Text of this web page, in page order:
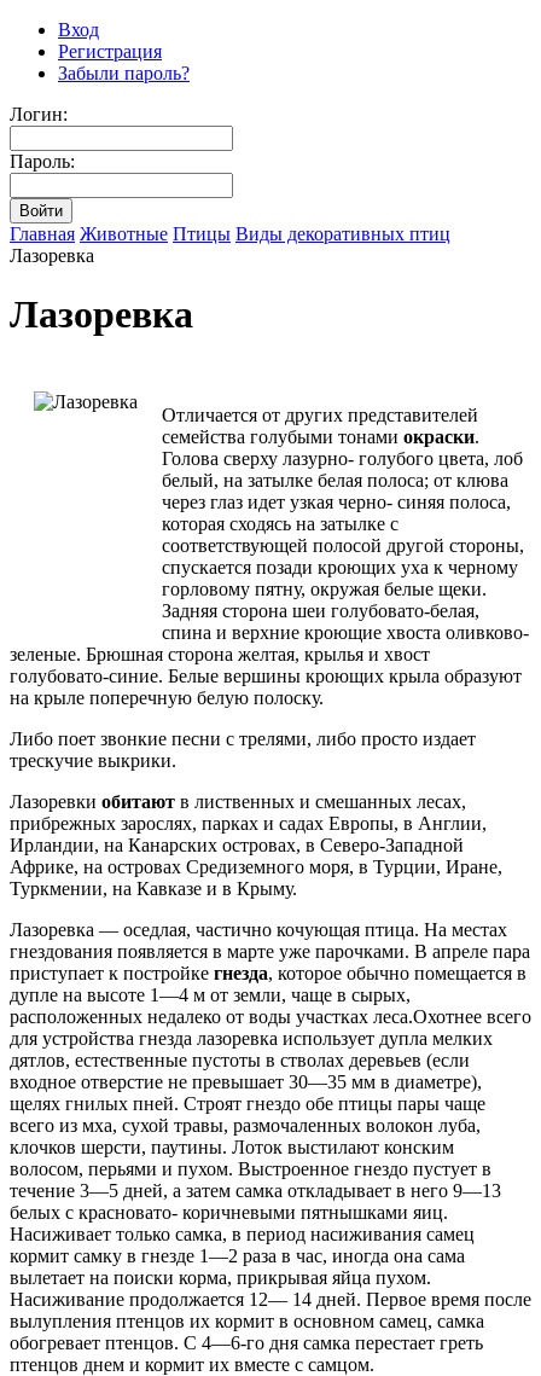
Вход
Регистрация
Забыли пароль?
Логин:
Пароль:
Главная Животные Птицы Виды декоративных птиц
Лазоревка
Лазоревка
Отличается от других представителей
семейства голубыми тонами окраски.
Голова сверху лазурно- голубого цвета, лоб
белый, на затылке белая полоса; от клюва
через глаз идет узкая черно- синяя полоса,
которая сходясь на затылке с
соответствующей полосой другой стороны,
спускается позади кроющих уха к черному
горловому пятну, окружая белые щеки.
Задняя сторона шеи голубовато-белая,
спина и верхние кроющие хвоста оливково-
зеленые. Брюшная сторона желтая, крылья и хвост
голубовато-синие. Белые вершины кроющих крыла образуют
на крыле поперечную белую полоску.
Либо поет звонкие песни с трелями, либо просто издает
трескучие выкрики.
Лазоревки обитают в лиственных и смешанных лесах,
прибрежных зарослях, парках и садах Европы, в Англии,
Ирландии, на Канарских островах, в Северо-Западной
Африке, на островах Средиземного моря, в Турции, Иране,
Туркмении, на Кавказе и в Крыму.
Лазоревка — оседлая, частично кочующая птица. На местах
гнездования появляется в марте уже парочками. В апреле пара
приступает к постройке гнезда, которое обычно помещается в
дупле на высоте 1—4 м от земли, чаще в сырых,
расположенных недалеко от воды участках леса.Охотнее всего
для устройства гнезда лазоревка использует дупла мелких
дятлов, естественные пустоты в стволах деревьев (если
входное отверстие не превышает 30—35 мм в диаметре),
щелях гнилых пней. Строят гнездо обе птицы пары чаще
всего из мха, сухой травы, размочаленных волокон луба,
клочков шерсти, паутины. Лоток выстилают конским
волосом, перьями и пухом. Выстроенное гнездо пустует в
течение 3—5 дней, а затем самка откладывает в него 9—13
белых с красновато- коричневыми пятнышками яиц.
Насиживает только самка, в период насиживания самец
кормит самку в гнезде 1—2 раза в час, иногда она сама
вылетает на поиски корма, прикрывая яйца пухом.
Насиживание продолжается 12— 14 дней. Первое время после
вылупления птенцов их кормит в основном самец, самка
обогревает птенцов. С 4—6-го дня самка перестает греть
птенцов днем и кормит их вместе с самцом.